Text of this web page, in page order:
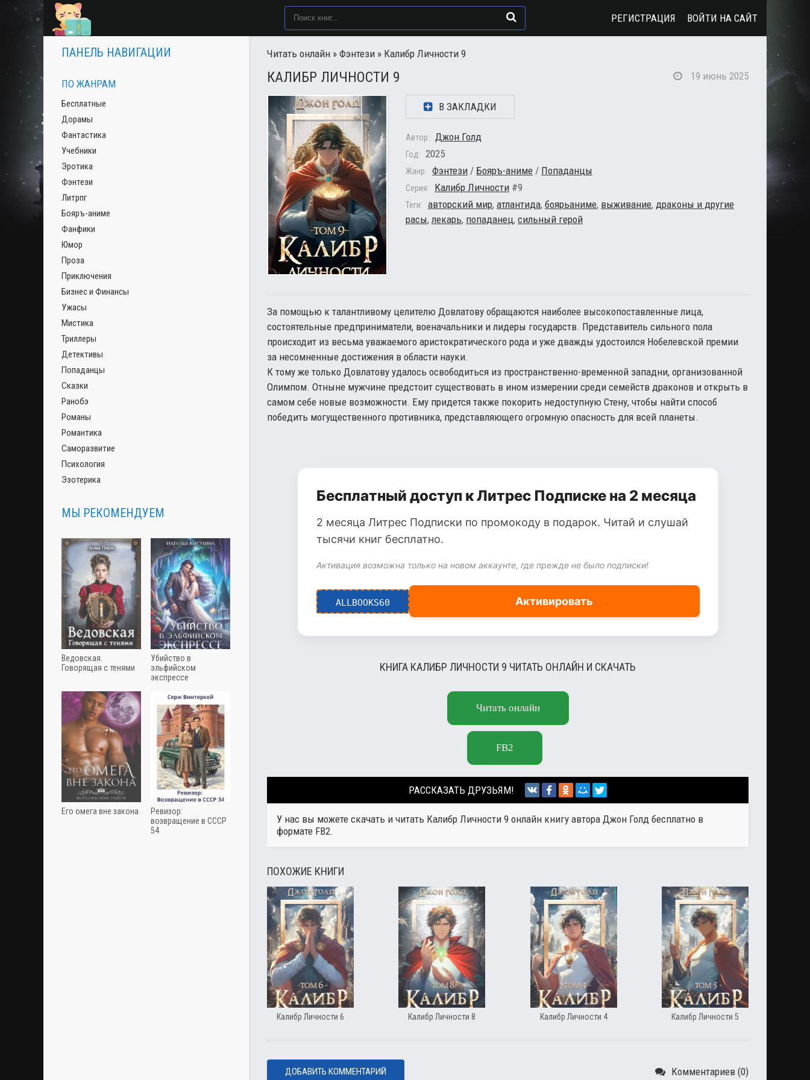
Читать онлайн » Фэнтези » Калибр Личности 9
КАЛИБР ЛИЧНОСТИ 9 19 июнь 2025
В ЗАКЛАДКИ
Автор: Джон Голд
Год: 2025
Жанр: Фэнтези / Бояръ-аниме / Попаданцы
Серия: Калибр Личности #9
Теги: авторский мир, атлантида, боярьаниме, выживание, драконы и другие
расы, лекарь, попаданец, сильный герой
За помощью к талантливому целителю Довлатову обращаются наиболее высокопоставленные лица,
состоятельные предприниматели, военачальники и лидеры государств. Представитель сильного пола
происходит из весьма уважаемого аристократического рода и уже дважды удостоился Нобелевской премии
за несомненные достижения в области науки.
К тому же только Довлатову удалось освободиться из пространственно-временной западни, организованной
Олимпом. Отныне мужчине предстоит существовать в ином измерении среди семейств драконов и открыть в
самом себе новые возможности. Ему придется также покорить недоступную Стену, чтобы найти способ
победить могущественного противника, представляющего огромную опасность для всей планеты.
Бесплатный доступ к Литрес Подписке на 2 месяца
2 месяца Литрес Подписки по промокоду в подарок. Читай и слушай
тысячи книг бесплатно.
Активация возможна только на новом аккаунте, где прежде не было подписки!
ALLBOOKS60 Активировать
КНИГА КАЛИБР ЛИЧНОСТИ 9 ЧИТАТЬ ОНЛАЙН И СКАЧАТЬ
Читать онлайн
FB2
РАССКАЗАТЬ ДРУЗЬЯМ!
У нас вы можете скачать и читать Калибр Личности 9 онлайн книгу автора Джон Голд бесплатно в
формате FB2.
ПОХОЖИЕ КНИГИ
Калибр Личности 6 Калибр Личности 8 Калибр Личности 4 Калибр Личности 5
ДОБАВИТЬ КОММЕНТАРИЙ Комментариев (0)
ПАНЕЛЬ НАВИГАЦИИ
ПО ЖАНРАМ
Бесплатные
Дорамы
Фантастика
Учебники
Эротика
Фэнтези
Литрпг
Бояръ-аниме
Фанфики
Юмор
Проза
Приключения
Бизнес и Финансы
Ужасы
Мистика
Триллеры
Детективы
Попаданцы
Сказки
Ранобэ
Романы
Романтика
Саморазвитие
Психология
Эзотерика
МЫ РЕКОМЕНДУЕМ
Ведовская.
Говорящая с тенями
Убийство в
эльфийском
экспрессе
Его омега вне закона
Ревизор:
возвращение в СССР
54
РЕГИСТРАЦИЯ ВОЙТИ НА САЙТ